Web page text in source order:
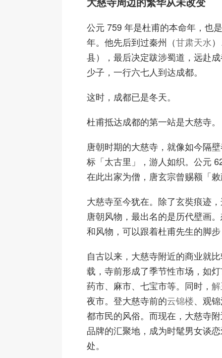
公元 759 年是杜甫的本命年，也
年。他先后到过秦州（甘肃天水
县），最后决定跋涉蜀道，远赴
少子，一行六七人到达成都。
这时，成都已是冬天。
杜甫抵达成都的第一站是大慈寺。
唐朝时期的大慈寺，就像如今隔
标「太古里」，游人如织。公元
在此出家为僧，唐玄宗曾赐额「
大慈寺至今犹在。除了玄奘痕迹
唐朝风物，最出名的是历代壁画
和风物，可以跟着杜甫先生的脚
自古以来，大慈寺附近的商业就
载，寺前形成了季节性市场，如
药市、麻市、七宝市等。同时，
夜市。登大慈寺前的云锦楼、观
都市民的风俗。而现在，大慈寺
品牌的汇聚地，成为时髦男女谈
处。